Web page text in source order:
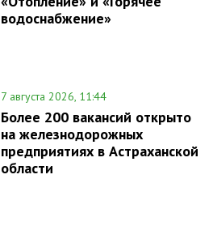
водоснабжение»
7 августа 2026, 11:44
Более 200 вакансий открыто
на железнодорожных
предприятиях в Астраханской
области